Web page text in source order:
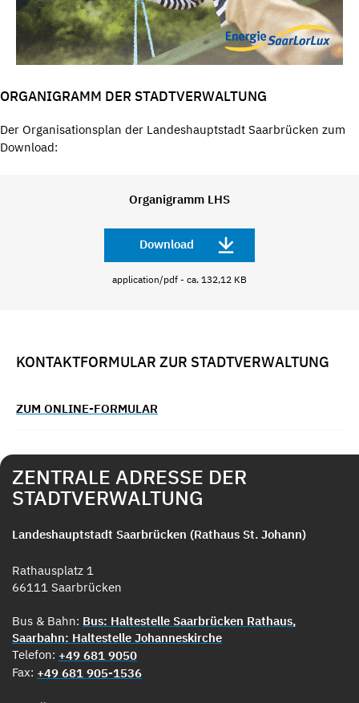
ORGANIGRAMM DER STADTVERWALTUNG
Der Organisationsplan der Landeshauptstadt Saarbrücken zum
Download:
Organigramm LHS
Download
application/pdf - ca. 132,12 KB
KONTAKTFORMULAR ZUR STADTVERWALTUNG
ZUM ONLINE-FORMULAR
ZENTRALE ADRESSE DER
STADTVERWALTUNG
Landeshauptstadt Saarbrücken (Rathaus St. Johann)
Rathausplatz 1
66111 Saarbrücken
Bus & Bahn: Bus: Haltestelle Saarbrücken Rathaus,
Saarbahn: Haltestelle Johanneskirche
Telefon: +49 681 9050
Fax: +49 681 905-1536